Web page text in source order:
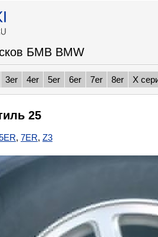
БМВ BMW
3er 4er 5er 6er 7er 8er X
25
, 7ER, Z3